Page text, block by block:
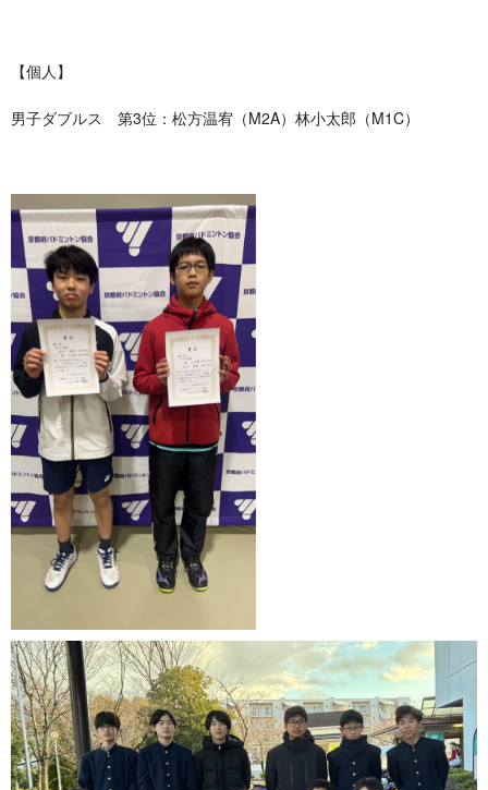
【個人】
男子ダブルス 第3位：松方温宥（M2A）林小太郎（M1C）